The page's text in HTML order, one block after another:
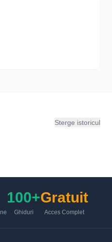
Sterge istoricul
100+
Ghiduri
Gratuit
Acces Complet